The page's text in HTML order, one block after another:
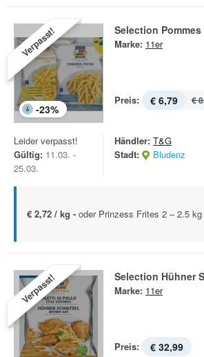
Verpasst!
-23%
Selection
Marke: 11er
Preis: € 6,79 €
Leider verpasst!
Gültig: 11.03. -
25.03.
Händler: T&G
Stadt:
Bludenz
€ 2,72 / kg - oder Prinzess Frites 2 – 2.5 kg
Verpasst! Selection Hühner
Marke: 11er
Preis: € 32,99